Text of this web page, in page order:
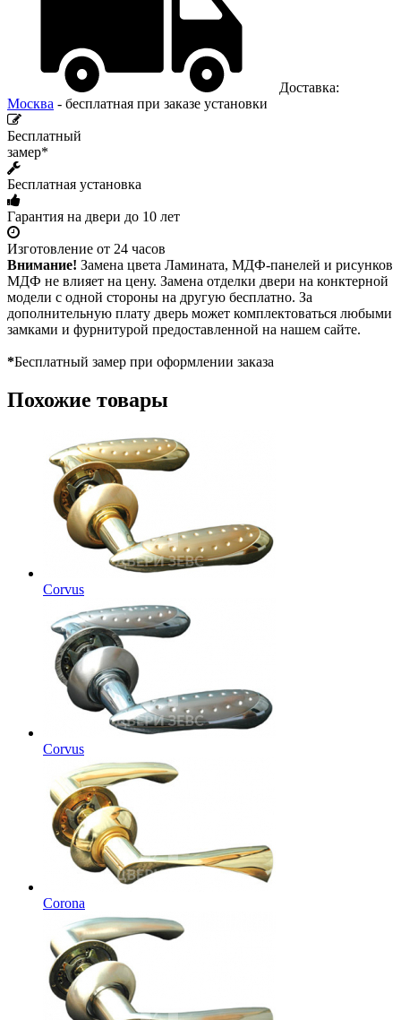
Доставка:
Москва - бесплатная при заказе установки
Бесплатный
замер*
Бесплатная установка
Гарантия на двери до 10 лет
Изготовление от 24 часов
Внимание! Замена цвета Ламината, МДФ-панелей и рисунков
МДФ не влияет на цену. Замена отделки двери на конктерной
модели с одной стороны на другую бесплатно. За
дополнительную плату дверь может комплектоваться любыми
замками и фурнитурой предоставленной на нашем сайте.
*Бесплатный замер при оформлении заказа
Похожие товары
Corvus
Corvus
Corona